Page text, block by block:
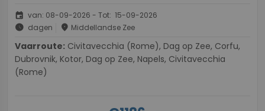
event van: 08-09-2026 - Tot: 15-09-2026
schedule dagen place Middellandse Zee
Vaarroute:
Dubrovnik, Kotor, Dag op Zee, Napels, Civitavecchia
(Rome)